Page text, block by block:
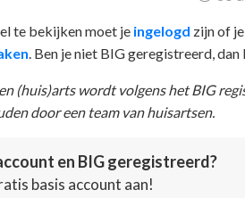
te bekijken moet je ingelogd zijn of
. Ben je niet BIG geregistreerd,
(huis)arts wordt volgens het BIG
door een team van huisartsen.
en BIG geregistreerd?
basis account aan!